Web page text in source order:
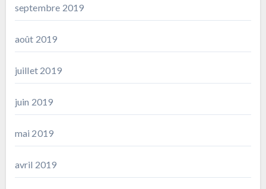
septembre 2019
août 2019
juillet 2019
juin 2019
mai 2019
avril 2019